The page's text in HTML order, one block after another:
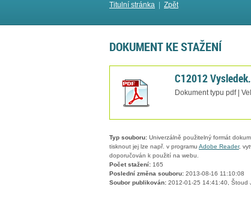
Titulní stránka Zpět
DOKUMENT KE STAŽENÍ
C12012
Dokument typu pdf |
Typ souboru: Univerzálně použitelný formát
tisknout jej lze např. v programu Adobe Reader,
doporučován k použití na webu.
Počet stažení: 165
Poslední změna souboru: 2013-08-16 11:10:08
Soubor publikován: 2012-01-25 14:41:40, Štoud